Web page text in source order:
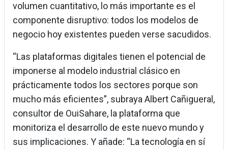
volumen cuantitativo, lo más importante es el
componente disruptivo: todos los modelos de
negocio hoy existentes pueden verse sacudidos.
“Las plataformas digitales tienen el potencial de
imponerse al modelo industrial clásico en
prácticamente todos los sectores porque son
mucho más eficientes”, subraya Albert Cañigueral,
consultor de OuiSahare, la plataforma que
monitoriza el desarrollo de este nuevo mundo y
sus implicaciones. Y añade: “La tecnología en sí